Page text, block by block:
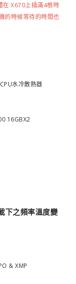
在 X670上插滿4根時
的時候等待的時間也
水冷散熱器
16GBX2
下之頻率溫度變
& XMP